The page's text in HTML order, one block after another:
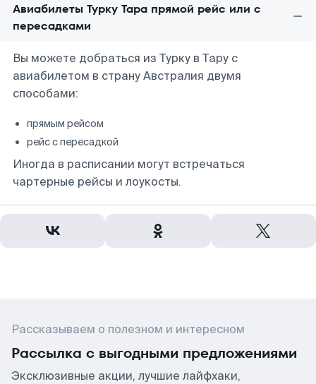
Авиабилеты Турку Тара прямой рейс или с
пересадками
Вы можете добраться из Турку в Тару с
авиабилетом в страну Австралия двумя
способами:
прямым рейсом
рейс с пересадкой
Иногда в расписании могут встречаться
чартерные рейсы и лоукосты.
Рассказываем о полезном и интересном
Рассылка с выгодными предложениями
Эксклюзивные акции, лучшие лайфхаки,